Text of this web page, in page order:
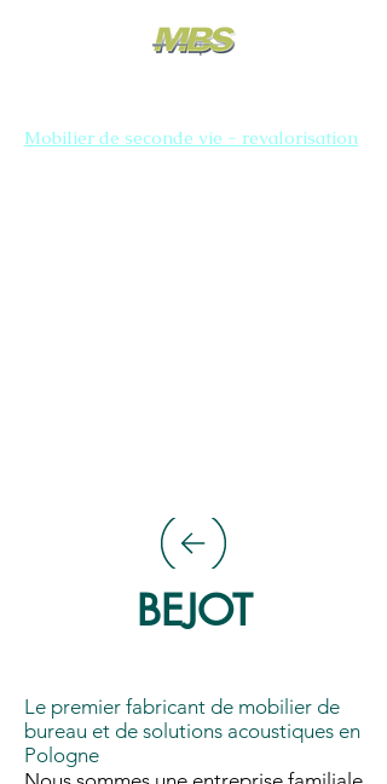
Mobilier de seconde vie - revalorisation
BEJOT
Le premier fabricant de mobilier de
bureau et de solutions acoustiques en
Pologne